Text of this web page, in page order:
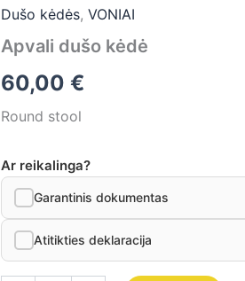
Dušo kėdės, VONIAI
Apvali dušo kėdė
60,00 €
Round stool
Ar reikalinga?
Garantinis dokumentas
Atitikties deklaracija
Apvali
kėdė